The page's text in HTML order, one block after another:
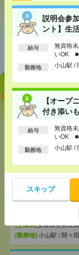
説明会参
ント】生
給与
無資格
いOK ■
以上
勤務地 小山駅 /
【オープ
付き添い
給与
無資格
いOK ■
以上
勤務地 小山駅 /
スキップ
シェア
説明会参加で全
活のお手伝い[派
OK ■扶養内OK ■日
交通費全額支
[勤務地]小山駅/間々田
【オープニング
いも仕事の1つ[派
OK ■扶養内OK ■日
[交通費]交通費全額支
[勤務地] 小山駅 / 間々